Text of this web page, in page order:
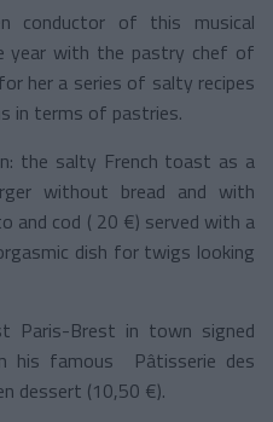
conductor of this musical
year with the pastry chef of
her a series of salty recipes
in terms of pastries.
the salty French toast as a
without bread and with
and cod ( 20 €) served with a
dish for twigs looking
Paris-Brest in town signed
his famous Pâtisserie des
dessert (10,50 €).